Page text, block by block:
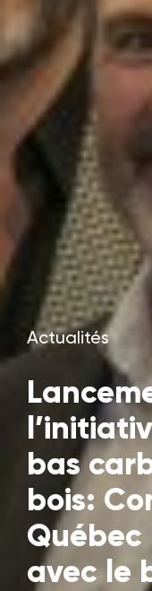
Actualités
bas
bois:
avec le